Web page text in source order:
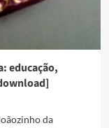
educação,
da